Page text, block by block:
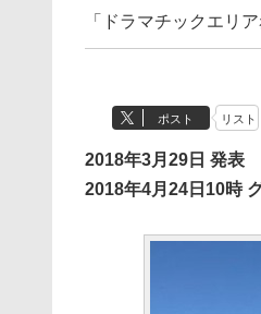
「ドラマチックエリ
ポスト リスト
2018年3月29日 発表
2018年4月24日10時